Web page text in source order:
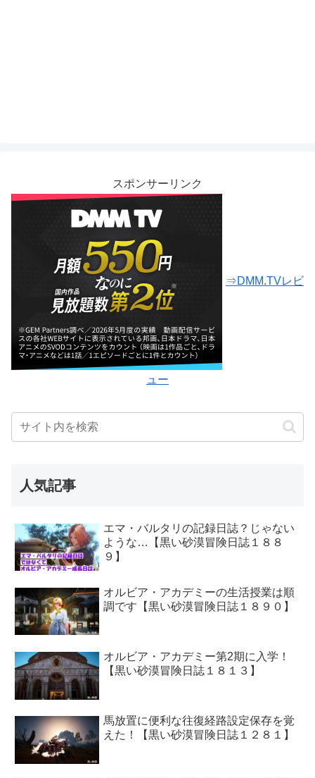
スポンサーリンク
⇒DMM.TVレビ
ュー
人気記事
エマ・バルタリの記録日誌？じゃない
ような…【黒い砂漠冒険日誌１８８
９】
オルビア・アカデミーの生活授業は順
調です【黒い砂漠冒険日誌１８９０】
オルビア・アカデミー第2期に入学！
【黒い砂漠冒険日誌１８１３】
馬放置に便利な往復経路設定保存を覚
えた！【黒い砂漠冒険日誌１２８１】